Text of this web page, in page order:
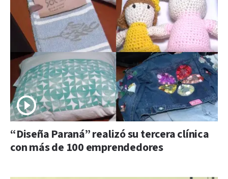
“Diseña Paraná” realizó su tercera clínica
con más de 100 emprendedores